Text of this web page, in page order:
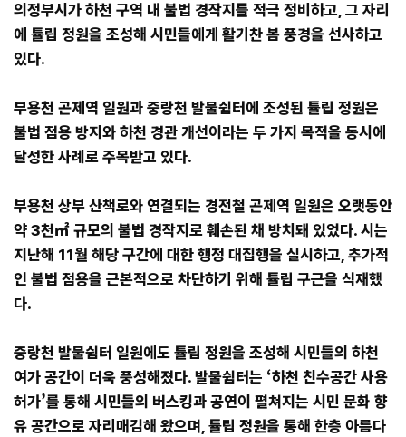
의정부시가 하천 구역 내 불법 경작지를 적극 정비하고, 그 자리
에 튤립 정원을 조성해 시민들에게 활기찬 봄 풍경을 선사하고
있다.
부용천 곤제역 일원과 중랑천 발물쉼터에 조성된 튤립 정원은
불법 점용 방지와 하천 경관 개선이라는 두 가지 목적을 동시에
달성한 사례로 주목받고 있다.
부용천 상부 산책로와 연결되는 경전철 곤제역 일원은 오랫동안
약 3천㎡ 규모의 불법 경작지로 훼손된 채 방치돼 있었다. 시는
지난해 11월 해당 구간에 대한 행정 대집행을 실시하고, 추가적
인 불법 점용을 근본적으로 차단하기 위해 튤립 구근을 식재했
다.
중랑천 발물쉼터 일원에도 튤립 정원을 조성해 시민들의 하천
여가 공간이 더욱 풍성해졌다. 발물쉼터는 ‘하천 친수공간 사용
허가’를 통해 시민들의 버스킹과 공연이 펼쳐지는 시민 문화 향
유 공간으로 자리매김해 왔으며, 튤립 정원을 통해 한층 아름다